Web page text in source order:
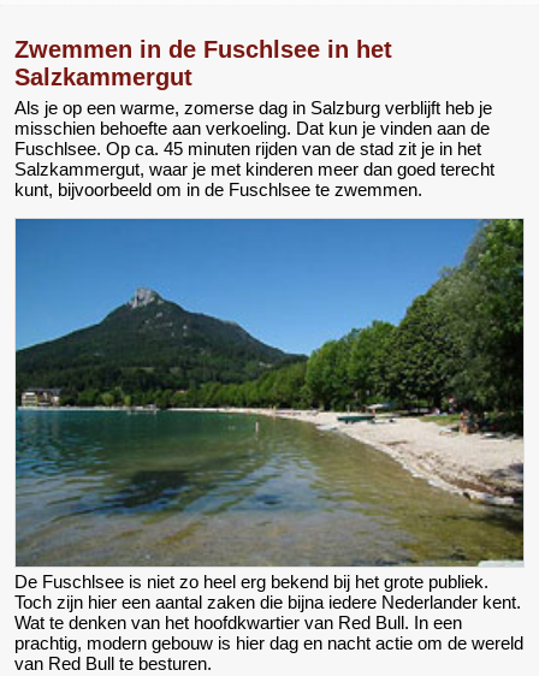
Zwemmen in de Fuschlsee in het
Salzkammergut
Als je op een warme, zomerse dag in Salzburg verblijft heb je
misschien behoefte aan verkoeling. Dat kun je vinden aan de
Fuschlsee. Op ca. 45 minuten rijden van de stad zit je in het
Salzkammergut, waar je met kinderen meer dan goed terecht
kunt, bijvoorbeeld om in de Fuschlsee te zwemmen.
De Fuschlsee is niet zo heel erg bekend bij het grote publiek.
Toch zijn hier een aantal zaken die bijna iedere Nederlander kent.
Wat te denken van het hoofdkwartier van Red Bull. In een
prachtig, modern gebouw is hier dag en nacht actie om de wereld
van Red Bull te besturen.